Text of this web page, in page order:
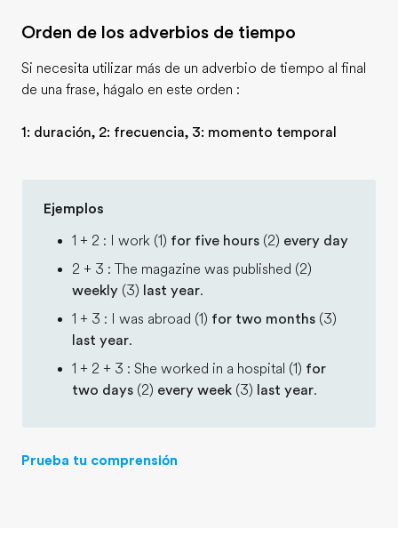
Orden de los adverbios de tiempo
Si necesita utilizar más de un adverbio de tiempo al final
de una frase, hágalo en este orden :
1: duración, 2: frecuencia, 3: momento temporal
Ejemplos
1 + 2 : I work (1) for five hours (2) every day
2 + 3 : The magazine was published (2)
weekly (3) last year.
1 + 3 : I was abroad (1) for two months (3)
last year.
1 + 2 + 3 : She worked in a hospital (1) for
two days (2) every week (3) last year.
Prueba tu comprensión